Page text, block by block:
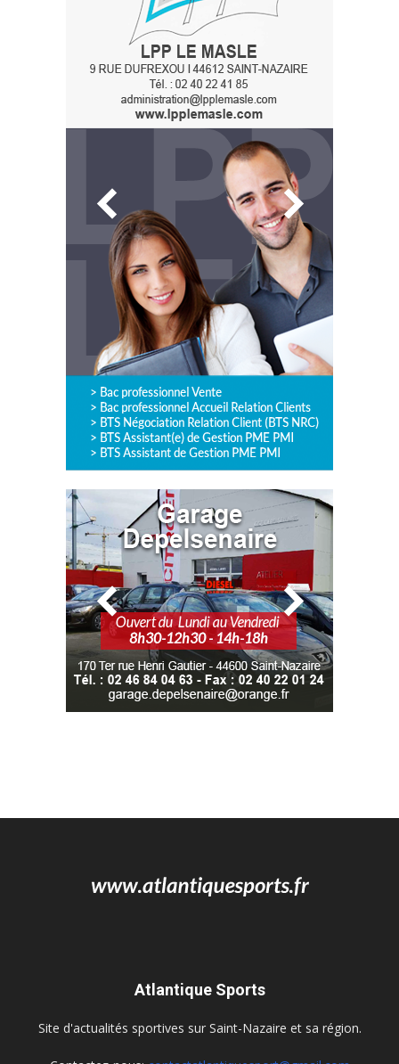
Atlantique Sports
Site d'actualités sportives sur Saint-Nazaire et sa région.